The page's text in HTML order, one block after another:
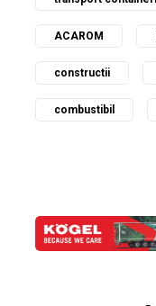
ACAROM
constructii
combustibil